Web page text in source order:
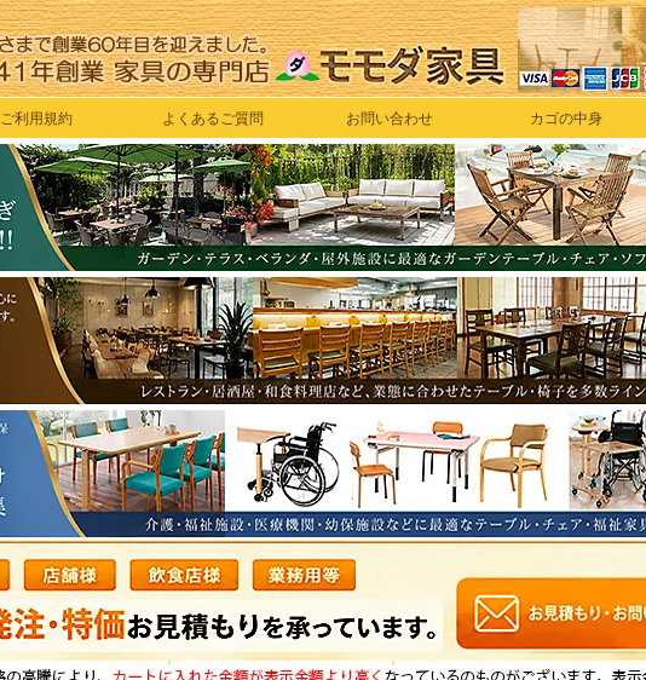
ご利用規約 よくあるご質問 お問い合わせ カゴの中身